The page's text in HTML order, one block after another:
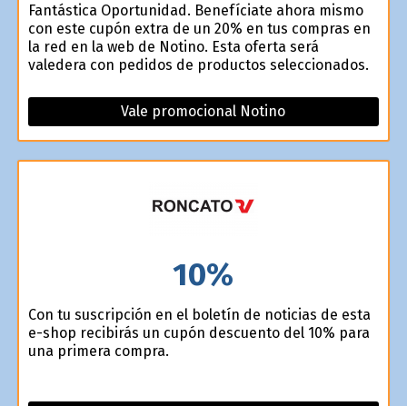
Fantástica Oportunidad. Benefíciate ahora mismo
con este cupón extra de un 20% en tus compras en
la red en la web de Notino. Esta oferta será
valedera con pedidos de productos seleccionados.
Vale promocional Notino
10%
Con tu suscripción en el boletín de noticias de esta
e-shop recibirás un cupón descuento del 10% para
una primera compra.